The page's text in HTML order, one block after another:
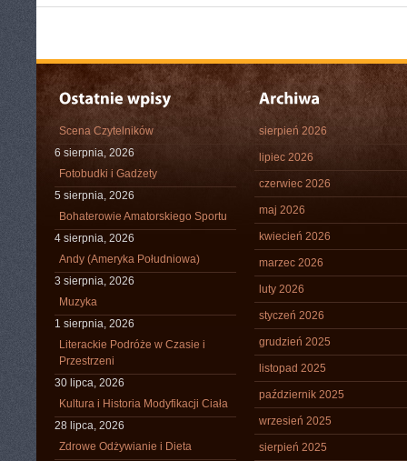
Scena Czytelników
6 sierpnia, 2026
Fotobudki i Gadżety
5 sierpnia, 2026
Bohaterowie Amatorskiego Sportu
4 sierpnia, 2026
Andy (Ameryka Południowa)
3 sierpnia, 2026
Muzyka
1 sierpnia, 2026
Literackie Podróże w Czasie i
Przestrzeni
30 lipca, 2026
Kultura i Historia Modyfikacji Ciała
28 lipca, 2026
Zdrowe Odżywianie i Dieta
sierpień 2026
lipiec 2026
czerwiec 2026
maj 2026
kwiecień 2026
marzec 2026
luty 2026
styczeń 2026
grudzień 2025
listopad 2025
październik 2025
wrzesień 2025
sierpień 2025